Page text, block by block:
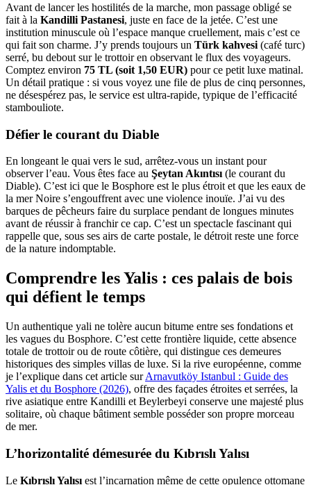
Avant de lancer les hostilités de la marche, mon passage obligé se
fait à la Kandilli Pastanesi, juste en face de la jetée. C’est une
institution minuscule où l’espace manque cruellement, mais c’est ce
qui fait son charme. J’y prends toujours un Türk kahvesi (café turc)
serré, bu debout sur le trottoir en observant le flux des voyageurs.
Comptez environ 75 TL (soit 1,50 EUR) pour ce petit luxe matinal.
Un détail pratique : si vous voyez une file de plus de cinq personnes,
ne désespérez pas, le service est ultra-rapide, typique de l’efficacité
stambouliote.
Défier le courant du Diable
En longeant le quai vers le sud, arrêtez-vous un instant pour
observer l’eau. Vous êtes face au Şeytan Akıntısı (le courant du
Diable). C’est ici que le Bosphore est le plus étroit et que les eaux de
la mer Noire s’engouffrent avec une violence inouïe. J’ai vu des
barques de pêcheurs faire du surplace pendant de longues minutes
avant de réussir à franchir ce cap. C’est un spectacle fascinant qui
rappelle que, sous ses airs de carte postale, le détroit reste une force
de la nature indomptable.
Comprendre les Yalis : ces palais de bois
qui défient le temps
Un authentique yali ne tolère aucun bitume entre ses fondations et
les vagues du Bosphore. C’est cette frontière liquide, cette absence
totale de trottoir ou de route côtière, qui distingue ces demeures
historiques des simples villas de luxe. Si la rive européenne, comme
je l’explique dans cet article surArnavutköy Istanbul : Guide des
Yalis et du Bosphore (2026), offre des façades étroites et serrées, la
rive asiatique entre Kandilli et Beylerbeyi conserve une majesté plus
solitaire, où chaque bâtiment semble posséder son propre morceau
de mer.
L’horizontalité démesurée du Kıbrıslı Yalısı
Le Kıbrıslı Yalısı est l’incarnation même de cette opulence ottomane